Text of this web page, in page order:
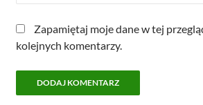
Zapamiętaj moje dane w tej
kolejnych komentarzy.